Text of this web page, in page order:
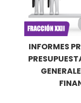
INFORMES